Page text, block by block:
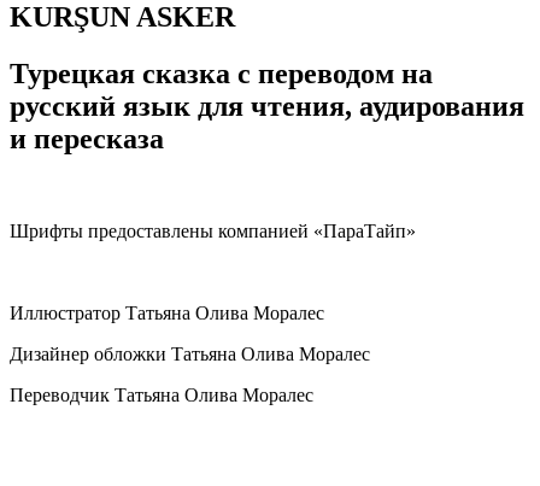
KURŞUN ASKER
Турецкая сказка с переводом на
русский язык для чтения, аудирования
и пересказа
Шрифты предоставлены компанией «ПараТайп»
Иллюстратор Татьяна Олива Моралес
Дизайнер обложки Татьяна Олива Моралес
Переводчик Татьяна Олива Моралес